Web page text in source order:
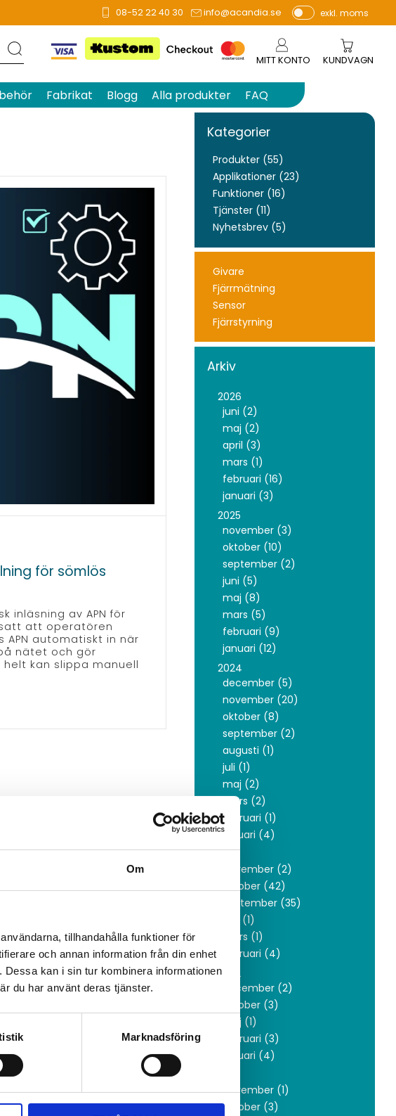
Om
tillhandahålla funktioner för
och annan information från din enhet
kan i sin tur kombinera informationen
du har använt deras tjänster.
Marknadsföring
08-52 22 40 30 info@acandia.se
P
e
r
vi
exkl. moms
MITT KONTO KUNDVAGN
Fabrikat Blogg Alla produkter FAQ
för sömlös
inläsning av APN för
att operatören
APN automatiskt in när
nätet och gör
kan slippa manuell
Kategorier
Produkter (55)
Applikationer (23)
Funktioner (16)
Tjänster (11)
Nyhetsbrev (5)
Givare
Fjärrmätning
Sensor
Fjärrstyrning
Arkiv
2026
juni (2)
maj (2)
april (3)
mars (1)
februari (16)
januari (3)
2025
november (3)
oktober (10)
september (2)
juni (5)
maj (8)
mars (5)
februari (9)
januari (12)
2024
december (5)
november (20)
oktober (8)
september (2)
augusti (1)
juli (1)
maj (2)
mars (2)
februari (1)
januari (4)
2023
november (2)
oktober (42)
september (35)
juni (1)
mars (1)
februari (4)
2022
december (2)
oktober (3)
maj (1)
februari (3)
januari (4)
november (1)
oktober (3)